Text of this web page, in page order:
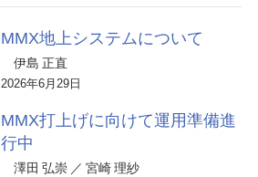
MMX地上システムについて
伊島 正直
2026年6月29日
MMX打上げに向けて運用準備進
行中
澤田 弘崇 ／ 宮崎 理紗